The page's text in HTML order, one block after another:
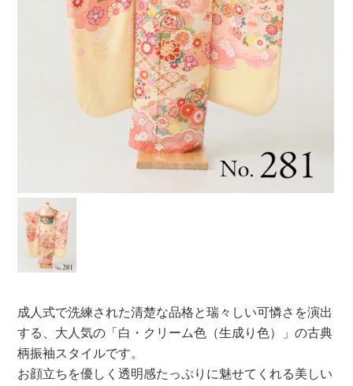
成人式で洗練された清楚な品格と瑞々しい可憐さを演出
する、大人気の「白・クリーム色（生成り色）」の古典
柄振袖スタイルです。
お顔立ちを優しく透明感たっぷりに魅せてくれる美しい